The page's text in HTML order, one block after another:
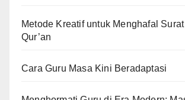
Metode Kreatif untuk Menghafal
Qur’an
Cara Guru Masa Kini Beradaptasi